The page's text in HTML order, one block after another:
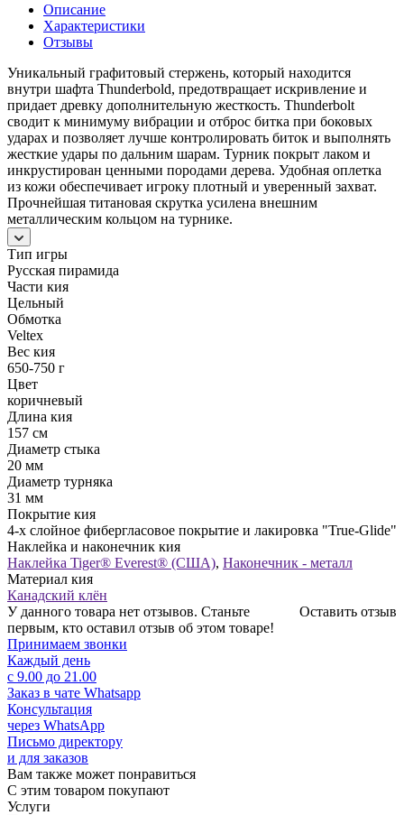
Описание
Характеристики
Отзывы
Уникальный графитовый стержень, который находится
внутри шафта Thunderbold, предотвращает искривление и
придает древку дополнительную жесткость. Thunderbolt
сводит к минимуму вибрации и отброс битка при боковых
ударах и позволяет лучше контролировать биток и выполнять
жесткие удары по дальним шарам. Турник покрыт лаком и
инкрустирован ценными породами дерева. Удобная оплетка
из кожи обеспечивает игроку плотный и уверенный захват.
Прочнейшая титановая скрутка усилена внешним
металлическим кольцом на турнике.
Тип игры
Русская пирамида
Части кия
Цельный
Обмотка
Veltex
Вес кия
650-750 г
Цвет
коричневый
Длина кия
157 см
Диаметр стыка
20 мм
Диаметр турняка
31 мм
Покрытие кия
4-x слойное фибергласовое покрытие и лакировка "True-Glide"
Наклейка и наконечник кия
Наклейка Tiger® Everest® (США), Наконечник - металл
Материал кия
Канадский клён
Оставить отзыв
У данного товара нет отзывов. Станьте
первым, кто оставил отзыв об этом товаре!
Принимаем звонки
Каждый день
с 9.00 до 21.00
Заказ в чате Whatsapp
Консультация
через WhatsApp
Письмо директору
и для заказов
Вам также может понравиться
С этим товаром покупают
Услуги